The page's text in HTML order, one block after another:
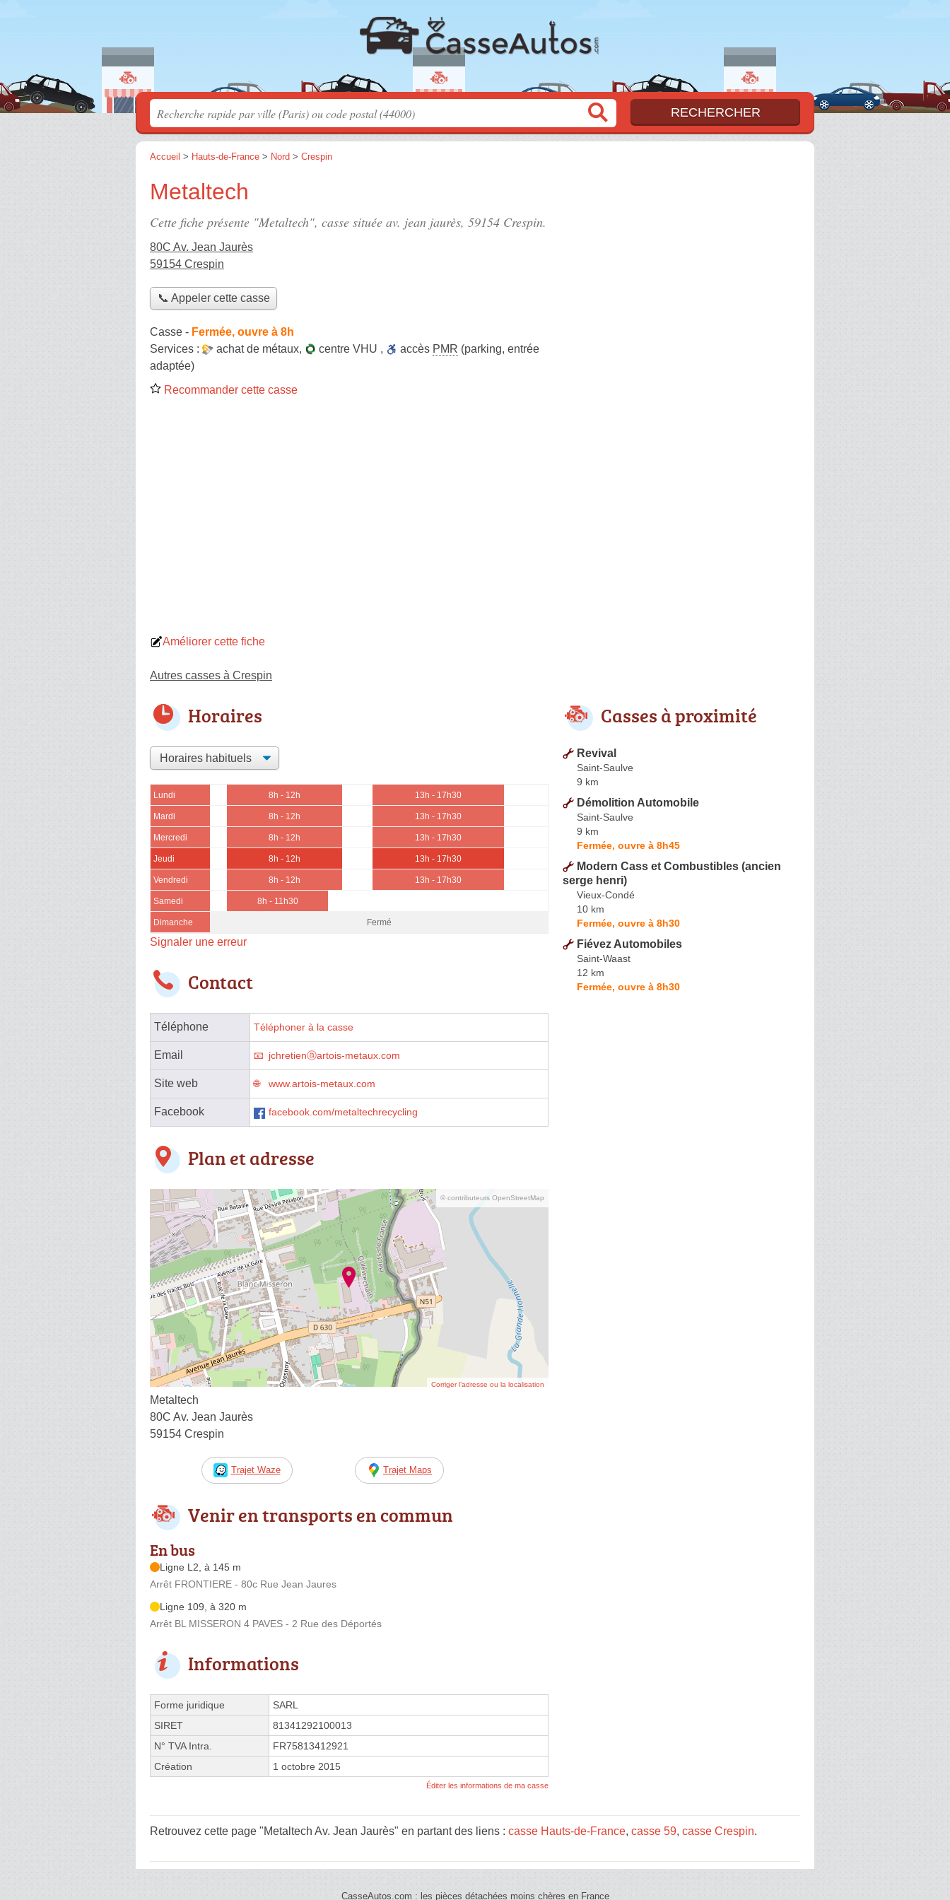
Accueil > Hauts-de-France > Nord > Crespin
Metaltech
Cette fiche présente "Metaltech", casse située av. jean jaurès, 59154 Crespin.
80C Av. Jean Jaurès
59154 Crespin
📞 Appeler cette casse
Casse - Fermée, ouvre à 8h
Services :
achat de métaux, centre VHU , accès PMR (parking, entrée
adaptée)
Recommander cette casse
Améliorer cette fiche
Autres casses à Crespin
Horaires
Lundi 8h - 12h 13h - 17h30
Mardi 8h - 12h 13h - 17h30
Mercredi 8h - 12h 13h - 17h30
Jeudi 8h - 12h 13h - 17h30
Vendredi 8h - 12h 13h - 17h30
Samedi 8h - 11h30
Dimanche Fermé
Signaler une erreur
Contact
Téléphone Téléphoner à la casse
Email jchretienⓐartois-metaux.com
Site web www.artois-metaux.com
Facebook facebook.com/metaltechrecycling
Plan et adresse
© contributeurs OpenStreetMap
Corriger l’adresse ou la localisation
Metaltech
80C Av. Jean Jaurès
59154 Crespin
Trajet Waze Trajet Maps
Venir en transports en commun
En bus
Ligne L2, à 145 m
Arrêt FRONTIERE - 80c Rue Jean Jaures
Ligne 109, à 320 m
Arrêt BL MISSERON 4 PAVES - 2 Rue des Déportés
Informations
Forme juridique
SARL
SIRET
81341292100013
N° TVA Intra.
FR75813412921
Création
1 octobre 2015
Éditer les informations de ma casse
Casses à proximité
Revival
Saint-Saulve
9 km
Démolition Automobile
Saint-Saulve
9 km
Fermée, ouvre à 8h45
Modern Cass et Combustibles (ancien
serge henri)
Vieux-Condé
10 km
Fermée, ouvre à 8h30
Fiévez Automobiles
Saint-Waast
12 km
Fermée, ouvre à 8h30
Retrouvez cette page "Metaltech Av. Jean Jaurès" en partant des liens : casse Hauts-de-France, casse 59, casse Crespin.
CasseAutos.com : les pièces détachées moins chères en France